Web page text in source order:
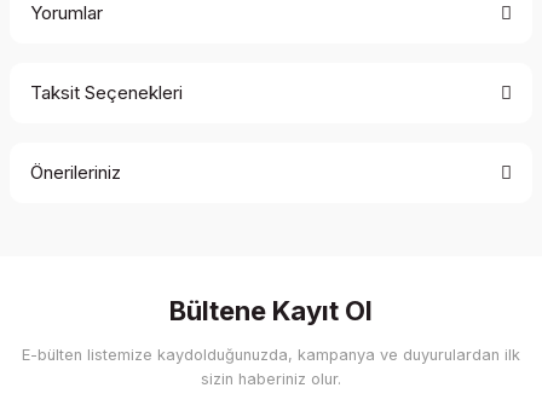
Yorumlar
Taksit Seçenekleri
Önerileriniz
Görüş ve önerileriniz için teşekkür ederiz.
Ürün resmi kalitesiz, bozuk veya görüntülenemiyor.
Bültene Kayıt Ol
E-bülten listemize kaydolduğunuzda, kampanya ve duyurulardan ilk
sizin haberiniz olur.